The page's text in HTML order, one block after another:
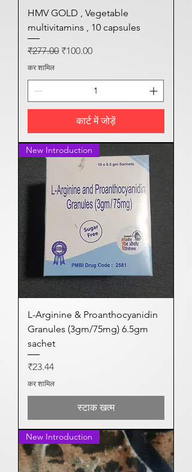
HMV GOLD , Vegetable
multivitamins , 10 capsules
नियमित मूल्य
₹277.00 बिक्री मूल्य
₹100.00
कर शामिल
कार्ट में जोड़ें
New Introduction
L-Arginine & Proanthocyanidin
Granules (3gm/75mg) 6.5gm
sachet
मूल्य
₹23.44
कर शामिल
स्टाक खत्म
New Introduction